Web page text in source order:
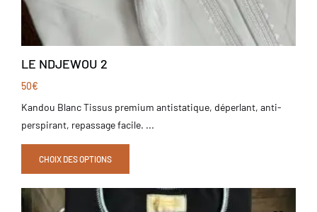
LE NDJEWOU 2
50€
Kandou Blanc Tissus premium antistatique, déperlant, anti-
perspirant, repassage facile. ...
CHOIX DES OPTIONS